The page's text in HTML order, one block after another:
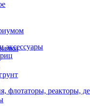
аксессуары
флотаторы, реакторы,